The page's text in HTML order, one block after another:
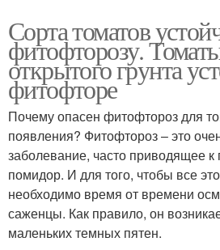
Сорта томатов
фитофторозу.
открытого грунта
фитофторе
Почему опасен фитофтороз для
появления? Фитофтороз – это
заболевание, часто приводящее к
помидор. И для того, чтобы все
необходимо время от времени
саженцы. Как правило, он
маленьких темных пятен.